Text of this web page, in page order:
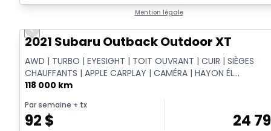
Mention légale
Vidéo disponible
Previous slide
2021 Subaru Outback Outdoor XT
AWD | TURBO | EYESIGHT | TOIT OUVRANT | CUIR | SIÈGES
CHAUFFANTS | APPLE CARPLAY | CAMÉRA | HAYON ÉL...
118 000 km
Par semaine + tx
92 $ 24